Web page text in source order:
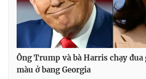
Ông Trump và bà Harris chạy
màu ở bang Georgia